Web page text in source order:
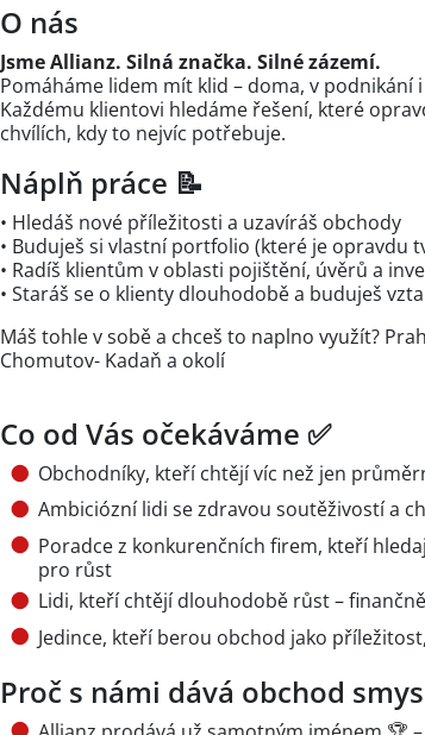
O nás
Jsme Allianz. Silná značka. Silné zázemí.
Pomáháme lidem mít klid – doma, v podnikání
Každému klientovi hledáme řešení, které
chvílích, kdy to nejvíc potřebuje.
Náplň práce 📝
• Hledáš nové příležitosti a uzavíráš obchody
• Buduješ si vlastní portfolio (které je opravdu
• Radíš klientům v oblasti pojištění, úvěrů a
• Staráš se o klienty dlouhodobě a buduješ
Máš tohle v sobě a chceš to naplno využít?
Chomutov- Kadaň a okolí
Co od Vás očekáváme ✅
Obchodníky, kteří chtějí víc než jen
Ambiciózní lidi se zdravou soutěživostí a
Poradce z konkurenčních firem, kteří
pro růst
Lidi, kteří chtějí dlouhodobě růst –
Jedince, kteří berou obchod jako
Proč s námi dává obchod